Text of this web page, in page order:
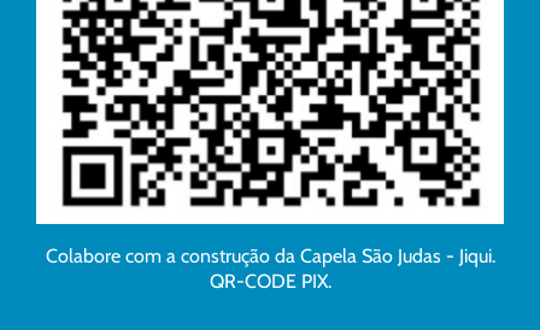
Colabore com a construção da Capela São Judas - Jiqui.
QR-CODE PIX.